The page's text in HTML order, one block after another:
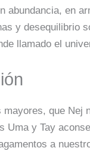
abundancia, en
y desequilibrio
llamado el
mayores, que Nej
Uma y Tay
a